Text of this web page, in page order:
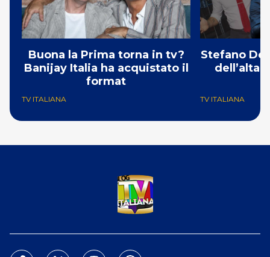
Buona la Prima torna in tv?
Banijay Italia ha acquistato il
format
TV ITALIANA
Stefano
TV ITALIANA